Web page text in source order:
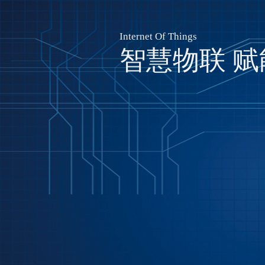
Internet Of Things
智慧物联